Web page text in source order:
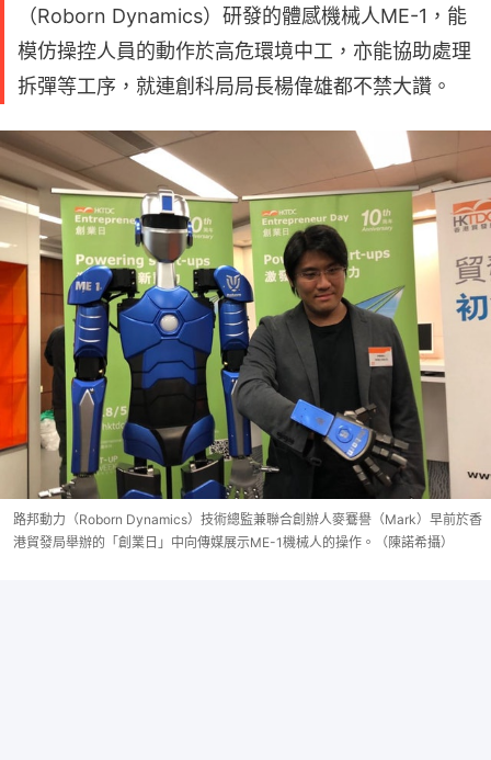
（Roborn Dynamics）研發的體感機械人ME-1，能
模仿操控人員的動作於高危環境中工，亦能協助處理
拆彈等工序，就連創科局局長楊偉雄都不禁大讚。
路邦動力（Roborn Dynamics）技術總監兼聯合創辦人麥鶱譽（Mark）早前於香
港貿發局舉辦的「創業日」中向傳媒展示ME-1機械人的操作。（陳諾希攝）